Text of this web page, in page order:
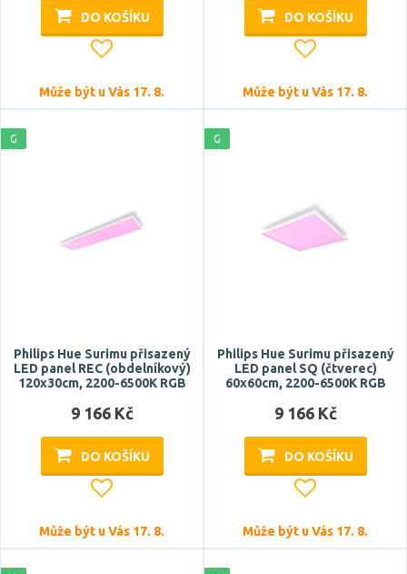
Stmívatelné
120 °
E14
GU10
DO KOŠÍKU
Může být u Vás 17. 8.
DO KOŠÍKU
Může být u Vás 17. 8.
G
Philips Hue Surimu přisazený
LED panel REC (obdelníkový)
120x30cm, 2200-6500K RGB
9 166 Kč
DO KOŠÍKU
Může být u Vás 17. 8.
G
Philips Hue Surimu přisazený
LED panel SQ (čtverec)
60x60cm, 2200-6500K RGB
9 166 Kč
DO KOŠÍKU
Může být u Vás 17. 8.